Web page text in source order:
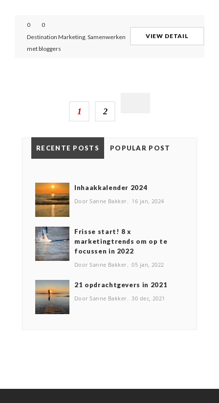
0
0
Destination Marketing Samenwerken
met bloggers
VIEW DETAIL
1 2
RECENTE POSTS POPULAR POST
Inhaakkalender 2024
Door Sanne Bakker 16 jan, 2024
Frisse start! 8 x
marketingtrends om op te
focussen in 2022
Door Sanne Bakker 05 jan, 2022
2️1 opdrachtgevers in 2021
Door Sanne Bakker 30 dec, 2021